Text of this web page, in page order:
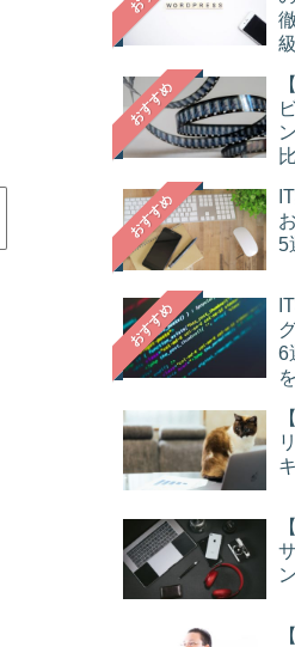
おすすめ
おすすめ
5
おすすめ
6